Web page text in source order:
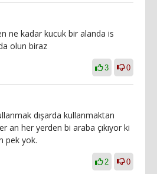
ne kadar kucuk bir alanda is
olun biraz
3 0
dışarda kullanmaktan
an her yerden bi araba çıkıyor ki
pek yok.
2 0